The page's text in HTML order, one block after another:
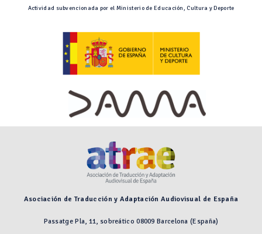
Actividad subvencionada por el Ministerio de Educación, Cultura y Deporte
Asociación de Traducción y Adaptación Audiovisual de España
Passatge Pla, 11, sobreático 08009 Barcelona (España)